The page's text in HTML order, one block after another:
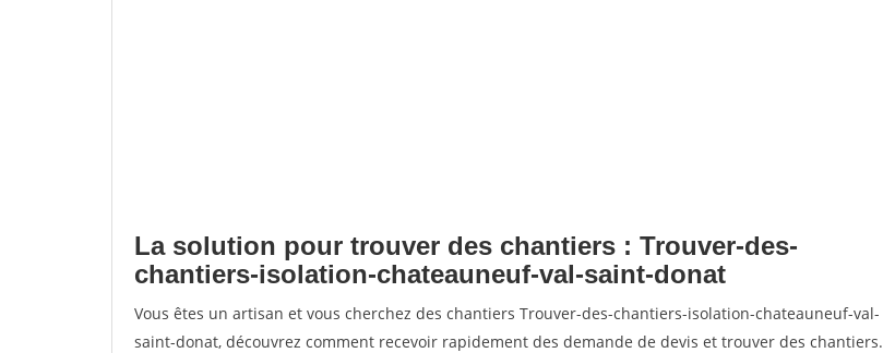
La solution pour trouver des chantiers : Trouver-des-
chantiers-isolation-chateauneuf-val-saint-donat
Vous êtes un artisan et vous cherchez des chantiers Trouver-des-chantiers-isolation-chateauneuf-val-
saint-donat, découvrez comment recevoir rapidement des demande de devis et trouver des chantiers.